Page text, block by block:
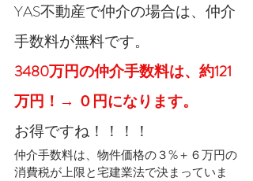
YAS不動産で仲介の場合は、仲介
手数料が無料です。
3480万円の仲介手数料は、約121
万円！→ ０円になります。
お得ですね！！！！
仲介手数料は、物件価格の３%＋６万円の
消費税が上限と宅建業法で決まっていま